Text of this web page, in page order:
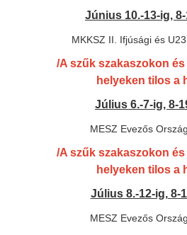
Június 10.-13-ig,
MKKSZ II. Ifjúsági és
/A szűk szakaszokon
helyeken tilos a
Július 6.-7-ig, 8-
MESZ Evezős
/A szűk szakaszokon
helyeken tilos a
Július 8.-12-ig, 8-
MESZ Evezős